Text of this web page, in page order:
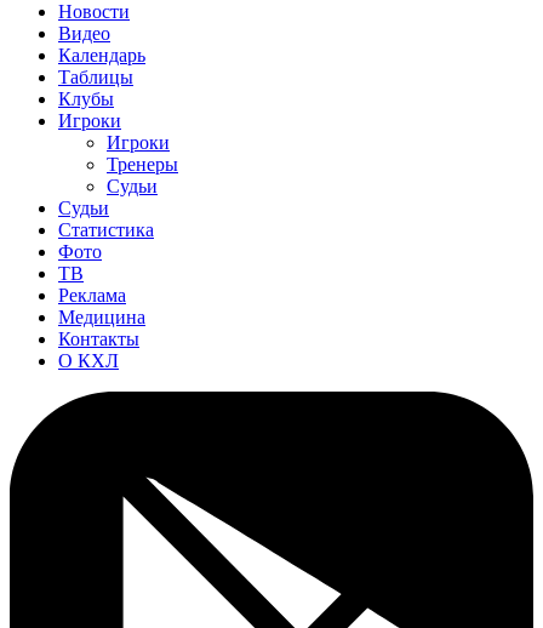
Новости
Видео
Календарь
Таблицы
Клубы
Игроки
Игроки
Тренеры
Судьи
Судьи
Статистика
Фото
ТВ
Реклама
Медицина
Контакты
О КХЛ